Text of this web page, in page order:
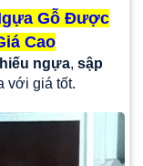
Gỗ Được
Cao
ngựa, sập
với giá tốt.